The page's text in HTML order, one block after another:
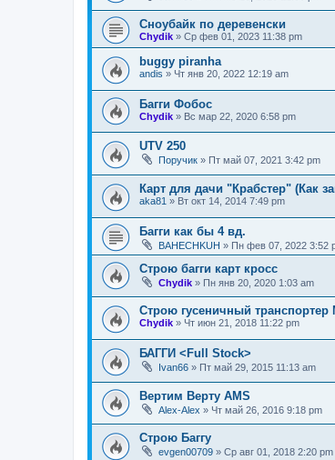
Сноубайк по деревенски
Chydik » Ср фев 01, 2023 11:38 pm
buggy piranha
andis » Чт янв 20, 2022 12:19 am
Багги Фобос
Chydik » Вс мар 22, 2020 6:58 pm
UTV 250
Поручик » Пт май 07, 2021 3:42 pm
Карт для дачи "Крабстер" (Как
aka81 » Вт окт 14, 2014 7:49 pm
Багги как бы 4 вд.
BAHECHKUH » Пн фев 07, 2022 3:52
Строю багги карт кросс
Chydik » Пн янв 20, 2020 1:03 am
Строю гусеничный транспортер
Chydik » Чт июн 21, 2018 11:22 pm
БАГГИ <Full Stock>
Ivan66 » Пт май 29, 2015 11:13 am
Вертим Верту AMS
Alex-Alex » Чт май 26, 2016 9:18 pm
Строю Баггу
evgen00709 » Ср авг 01, 2018 2:20 pm